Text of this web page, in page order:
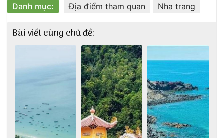
Danh mục: Địa điểm tham quan Nha trang
Bài viết cùng chủ đề: